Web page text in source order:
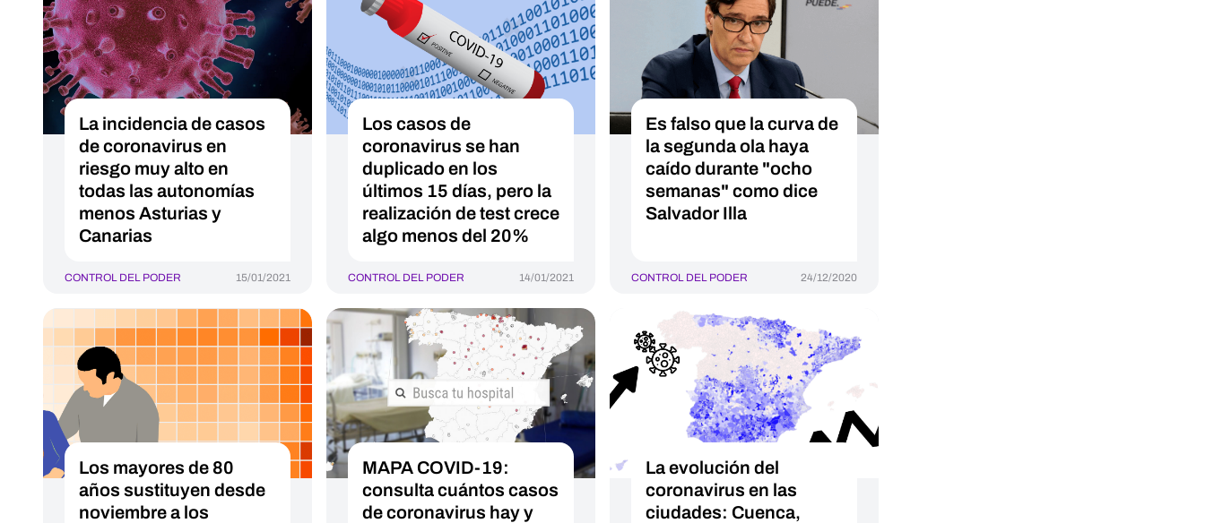
La incidencia de casos
de coronavirus en
riesgo muy alto en
todas las autonomías
menos Asturias y
Canarias
CONTROL DEL PODER 15/01/2021
Los casos de
coronavirus se han
duplicado en los
últimos 15 días, pero la
realización de test crece
algo menos del 20%
CONTROL DEL PODER 14/01/2021
Es falso que la curva de
la segunda ola haya
caído durante "ocho
semanas" como dice
Salvador Illa
CONTROL DEL PODER 24/12/2020
Los mayores de 80
años sustituyen desde
noviembre a los
MAPA COVID-19:
consulta cuántos casos
de coronavirus hay y
La evolución del
coronavirus en las
ciudades: Cuenca,